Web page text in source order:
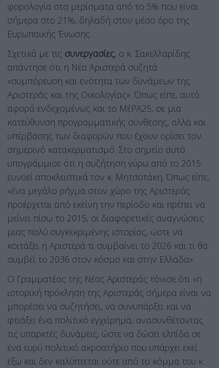
φορολογία στα μερίσματα από το 5% που είναι
σήμερα στο 21%, δηλαδή στον μέσο όρο της
Ευρωπαϊκής Ένωσης.
Σχετικά με τις συνεργασίες, ο κ. Σακελλαρίδης
απάντησε ότι η Νέα Αριστερά συζητά
«συμπόρευση και ενότητα των δυνάμεων της
Αριστεράς και της Οικολογίας». Όπως είπε, αυτό
αφορά ενδεχομένως και το ΜέΡΑ25, σε μια
κατεύθυνση προγραμματικής σύνθεσης, αλλά και
υπέρβασης των διαφορών που έχουν ορίσει τον
σημερινό κατακερματισμό. Στο σημείο αυτό
υπογράμμισε ότι η συζήτηση γύρω από το 2015
ευνοεί αποκλειστικά τον κ. Μητσοτάκη. Όπως είπε,
«ένα μεγάλο ρήγμα στον χώρο της Αριστεράς
προέρχεται από εκείνη την περίοδο και πρέπει να
μείνει πίσω το 2015, οι διαφορετικές αναγνώσεις
μιας πολύ συγκεκριμένης ιστορίας, ώστε να
κοιτάξει η Αριστερά τι συμβαίνει το 2026 και τι θα
συμβεί το 2036 στον κόσμο και στην Ελλάδα».
Ο Γραμματέας της Νέας Αριστεράς τόνισε ότι «η
ιστορική πρόκληση της Αριστεράς σήμερα είναι να
μπορέσει να συζητήσει, να συνυπάρξει και να
φτιάξει ένα πολιτικό εγχείρημα, ανασυνθέτοντας
τις υπαρκτές δυνάμεις, ώστε να δώσει ελπίδα σε
ένα ευρύ πολιτικό ακροατήριο που υπάρχει εκεί
έξω και δεν καλύπτεται ούτε από το κόμμα του κ.